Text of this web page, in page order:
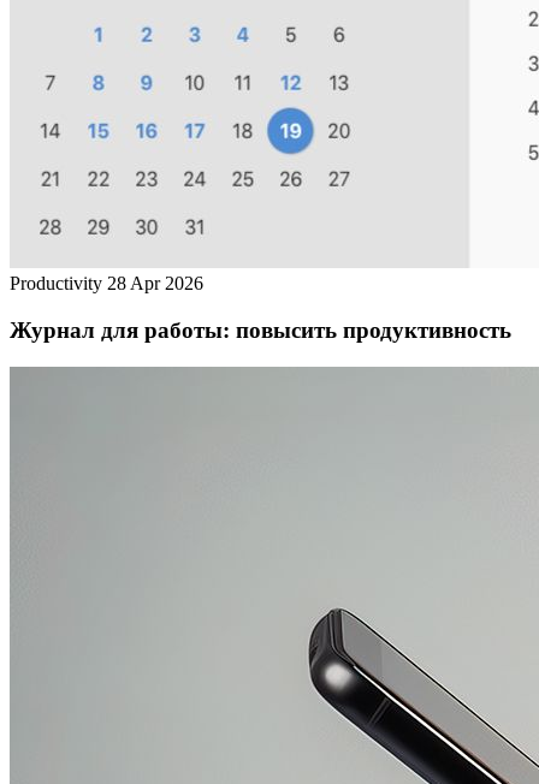
Productivity 28 Apr 2026
Журнал для работы: повысить продуктивность